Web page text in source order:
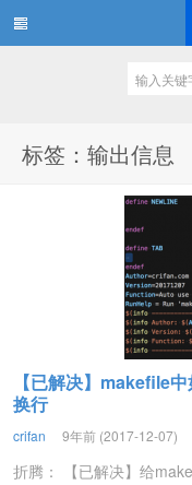
标签：输出信息
【已解决】makefile
换行
crifan 9年前 (2017-12-07)
折腾： 【已解决】给